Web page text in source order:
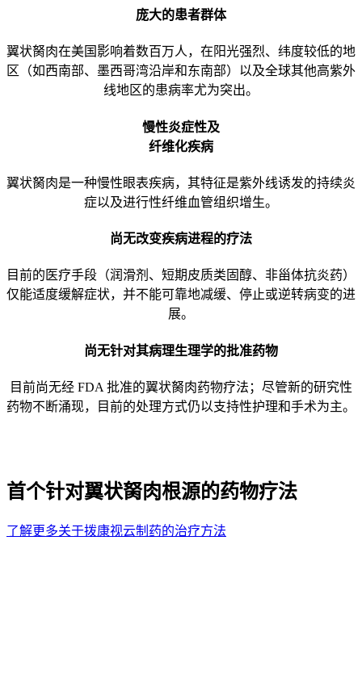
庞大的患者群体
翼状胬肉在美国影响着数百万人，在阳光强烈、纬度较低的地
区（如西南部、墨西哥湾沿岸和东南部）以及全球其他高紫外
线地区的患病率尤为突出。
慢性炎症性及
纤维化疾病
翼状胬肉是一种慢性眼表疾病，其特征是紫外线诱发的持续炎
症以及进行性纤维血管组织增生。
尚无改变疾病进程的疗法
目前的医疗手段（润滑剂、短期皮质类固醇、非甾体抗炎药）
仅能适度缓解症状，并不能可靠地减缓、停止或逆转病变的进
展。
尚无针对其病理生理学的批准药物
目前尚无经 FDA 批准的翼状胬肉药物疗法；尽管新的研究性
药物不断涌现，目前的处理方式仍以支持性护理和手术为主。
首个针对翼状胬肉根源的药物疗法
了解更多关于拨康视云制药的治疗方法